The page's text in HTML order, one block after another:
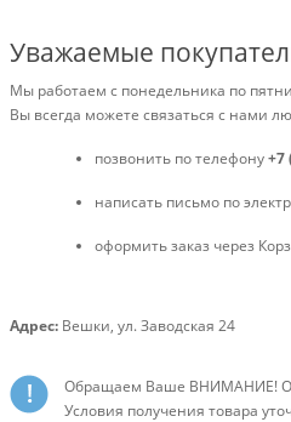
Уважаемые
Мы работаем с понедельника по
Вы всегда можете связаться с нами
позвонить по телефону+7
написать письмо по
оформить заказ через
Адрес: Вешки, ул. Заводская 24
Обращаем Ваше ВНИМАНИЕ!
Условия получения товара